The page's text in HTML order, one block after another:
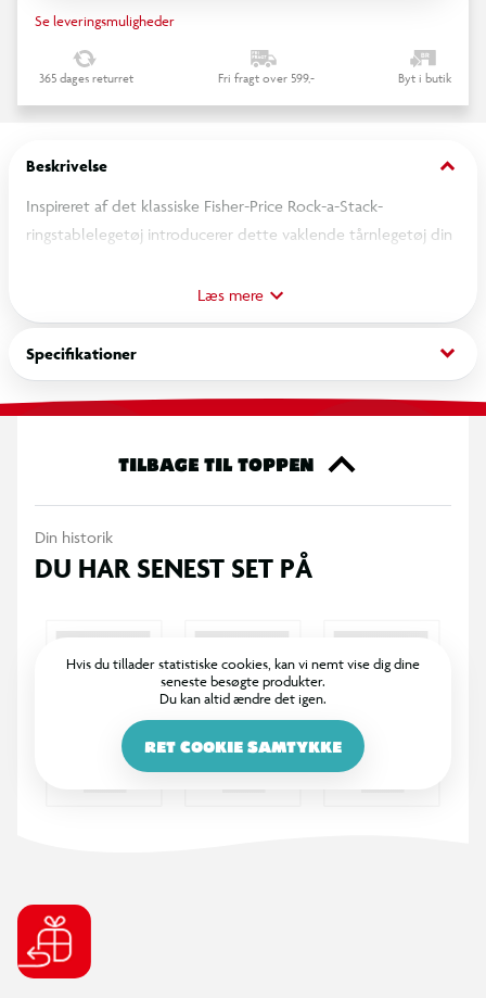
Se leveringsmuligheder
365 dages returret Fri fragt over 599,- Byt i butik
Beskrivelse keyboard_arrow_down
Inspireret af det klassiske Fisher-Price Rock-a-Stack-
ringstablelegetøj introducerer dette vaklende tårnlegetøj din
leveres med 5 farverige ringe, som de små kan føre gennem
toppen eller siden af labyrinten og se på, mens ringene ruller
ned, rundt og ud i bunden. For at gøre det endnu sjovere har
labyrinten en vippende bund, ligesom det originale Rock-a-
Stack-legetøj! Farver og mønstre kan variere.
Læs mere
Specifikationer keyboard_arrow_down
TILBAGE TIL TOPPEN
Din historik
DU HAR SENEST SET PÅ
Hvis du tillader statistiske cookies, kan vi nemt vise dig dine
seneste besøgte produkter.
Du kan altid ændre det igen.
RET COOKIE SAMTYKKE